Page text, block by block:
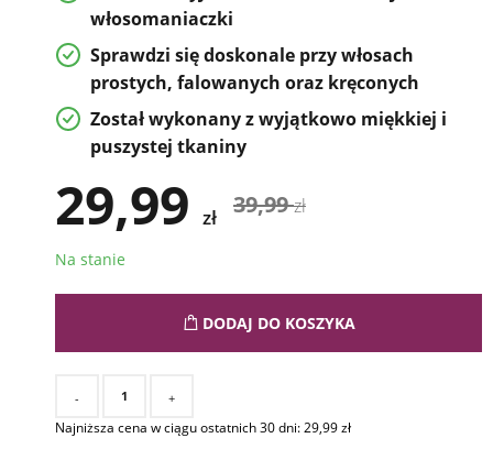
włosomaniaczki
Sprawdzi się doskonale przy włosach
prostych, falowanych oraz kręconych
Został wykonany z wyjątkowo miękkiej i
puszystej tkaniny
29,99 zł 39,99zł
Na stanie
DODAJ DO KOSZYKA
- +
Najniższa cena w ciągu ostatnich 30 dni:29,99zł